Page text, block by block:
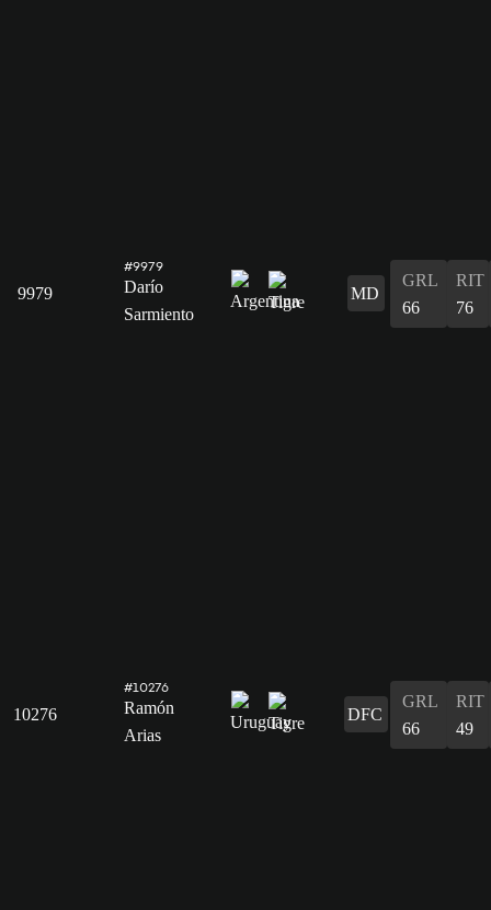
9979
#9979
Darío
Sarmiento
MD
GRL
66
RIT
76
10276
#10276
Ramón
Arias
DFC
GRL
66
RIT
49